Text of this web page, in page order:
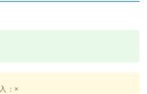
：×